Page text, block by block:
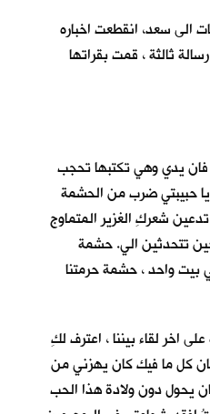
الى سعد، انقطعت اخباره
ثالثة ، قمت بقراتها
يدي وهي تكتبها تحجب
حبيبتي ضرب من الحشمة
شعركِ الغزير المتماوج
تتحدثين الي. حشمة
بيت واحد ، حشمة حرمتنا
اخر لقاء بيننا ، اعترف لكِ
كل ما فيك كان يهزني من
يحول دون ولادة هذا الحب